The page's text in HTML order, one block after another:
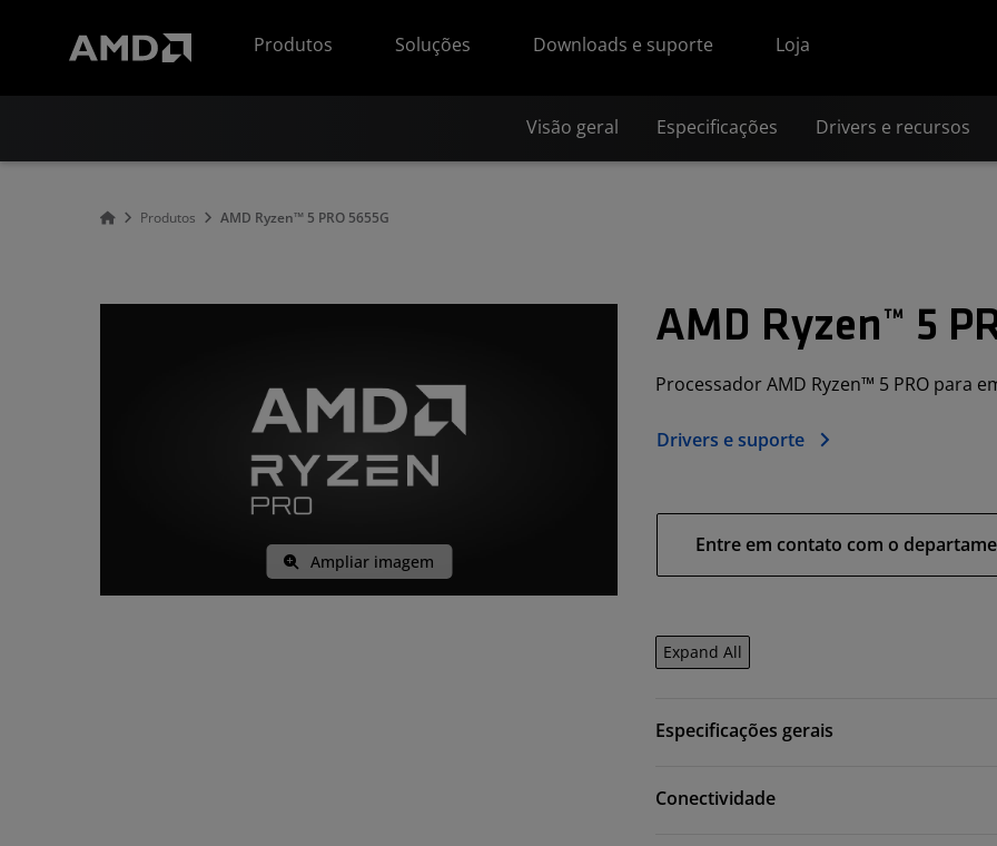
Produtos
Soluções Downloads e suporte Loja
Visão geral Especificações Drivers e recursos
Produtos AMD Ryzen™ 5 PRO 5655G
Ampliar imagem
AMD Ryzen™ 5
Processador AMD Ryzen™ 5 PRO para
Drivers e suporte
Entre em contato com o
Expand All
Especificações gerais
Conectividade